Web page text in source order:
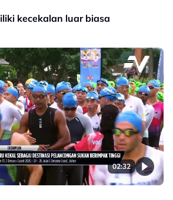
kecekalan luar biasa
02:32